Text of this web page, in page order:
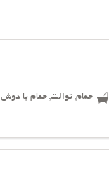
حمام, توالت, حمام یا دوش